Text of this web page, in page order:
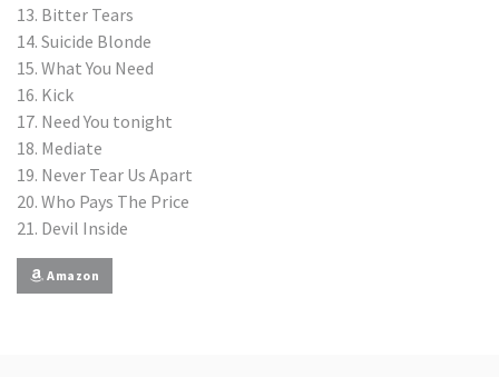
13. Bitter Tears
14. Suicide Blonde
15. What You Need
16. Kick
17. Need You tonight
18. Mediate
19. Never Tear Us Apart
20. Who Pays The Price
21. Devil Inside
Amazon